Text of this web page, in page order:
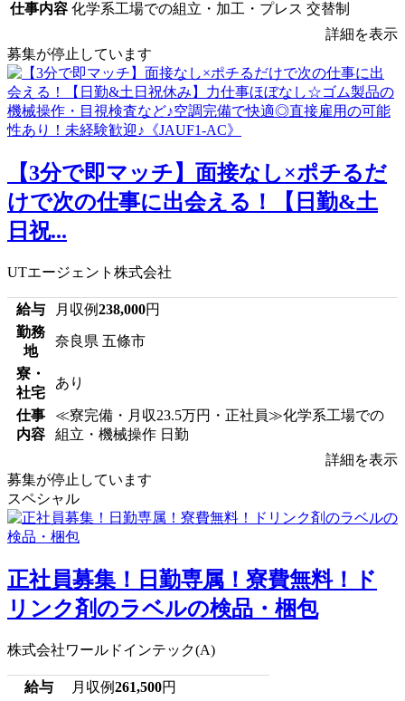
仕事内容 化学系工場での組立・加工・プレス 交替制
詳細を表示
募集が停止しています
【3分で即マッチ】面接なし×ポチるだ
けで次の仕事に出会える！【日勤&土
日祝...
UTエージェント株式会社
給与 月収例238,000円
勤務
地
奈良県 五條市
寮・
社宅
あり
仕事
内容
≪寮完備・月収23.5万円・正社員≫化学系工場での
組立・機械操作 日勤
詳細を表示
募集が停止しています
スペシャル
正社員募集！日勤専属！寮費無料！ド
リンク剤のラベルの検品・梱包
株式会社ワールドインテック(A)
給与 月収例261,500円